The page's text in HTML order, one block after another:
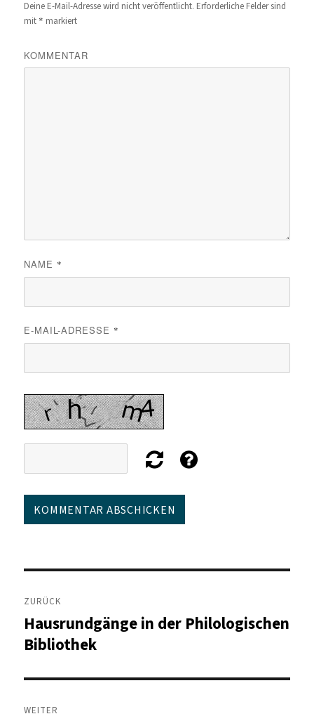
Deine E-Mail-Adresse wird nicht veröffentlicht. Erforderliche Felder sind
mit * markiert
KOMMENTAR
NAME *
E-MAIL-ADRESSE *
Beitragsnavigation
ZURÜCK
Vorheriger
Beitrag:
Hausrundgänge in der Philologischen
Bibliothek
WEITER